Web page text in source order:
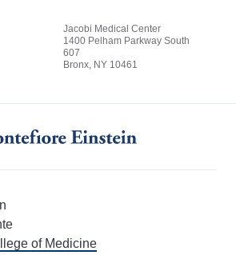
Jacobi Medical Center
1400 Pelham Parkway South
607
Bronx, NY 10461
of Medicine